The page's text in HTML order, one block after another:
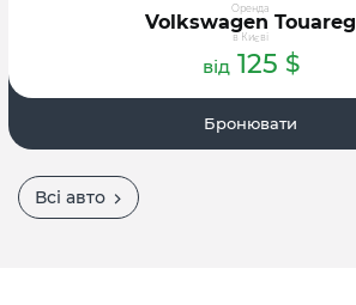
Оренда
Volkswagen Touareg
в Києві
від 125 $
Бронювати
Всі авто